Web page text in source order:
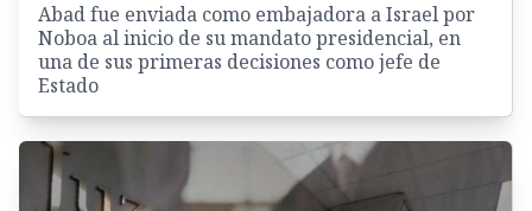
Abad fue enviada como embajadora a Israel por
Noboa al inicio de su mandato presidencial, en
una de sus primeras decisiones como jefe de
Estado